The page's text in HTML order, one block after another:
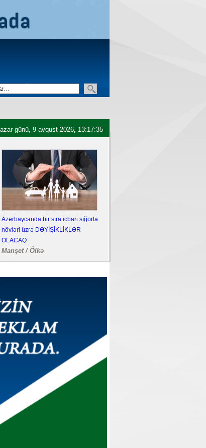
günü, 9 avqust 2026, 13:17:36
Azərbaycanda bir sıra icbari sığorta
növləri üzrə DƏYİŞİKLİKLƏR
OLACAQ
Manşet / Ölkə